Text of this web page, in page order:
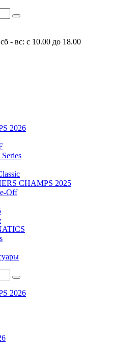
сб - вс: с 10.00 до 18.00
2026
CHAMPS 2025
Off
2026